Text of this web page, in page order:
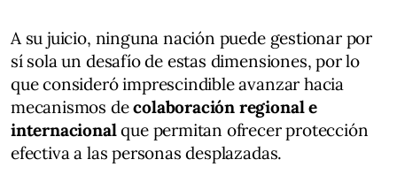
A su juicio, ninguna nación puede gestionar por
sí sola un desafío de estas dimensiones, por lo
que consideró imprescindible avanzar hacia
mecanismos decolaboración regional e
internacionalque permitan ofrecer protección
efectiva a las personas desplazadas.